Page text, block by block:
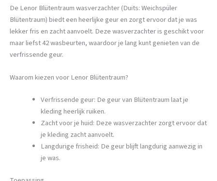
De Lenor Blütentraum wasverzachter (Duits: Weichspüler
Blütentraum) biedt een heerlijke geur en zorgt ervoor dat je was
lekker fris en zacht aanvoelt. Deze wasverzachter is geschikt voor
maar liefst 42 wasbeurten, waardoor je lang kunt genieten van de
verfrissende geur.
Waarom kiezen voor Lenor Blütentraum?
Verfrissende geur: De geur van Blütentraum laat je
kleding heerlijk ruiken.
Zacht voor je huid: Deze wasverzachter zorgt ervoor dat
je kleding zacht aanvoelt.
Langdurige frisheid: De geur blijft langdurig aanwezig in
je was.